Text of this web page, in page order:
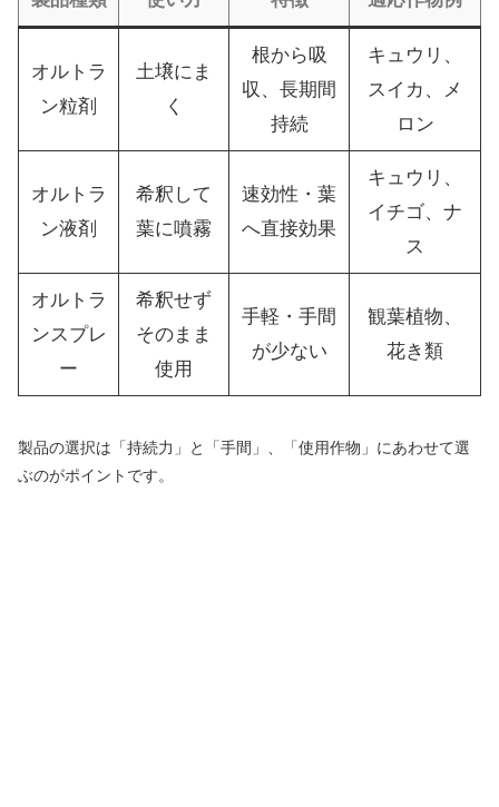
オルトラ
ン粒剤
土壌にま
く
根から吸
収、長期間
持続
キュウリ、
スイカ、メ
ロン
オルトラ
ン液剤
希釈して
葉に噴霧
速効性・葉
へ直接効果
キュウリ、
イチゴ、ナ
ス
オルトラ
ンスプレ
ー
希釈せず
そのまま
使用
手軽・手間
が少ない
観葉植物、
花き類
製品の選択は「持続力」と「手間」、「使用作物」にあわせて選
ぶのがポイントです。